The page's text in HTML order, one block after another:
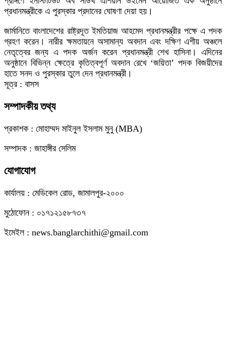
প্রধানমন্ত্রীকে এ পুরস্কার প্রদানের ঘোষণা দেয়া হয়।
জার্মানিতে বাংলাদেশের রাষ্ট্রদূত ইমতিয়াজ আহমেদ প্রধানমন্ত্রীর পক্ষে এ পদক
গ্রহণ করেন। নারীর ক্ষমতায়নে অসামান্য অবদান এবং দক্ষিণ এশীয় অঞ্চলে
নেতৃত্বের জন্য এ পদক অর্জন করেন প্রধানমন্ত্রী শেখ হাসিনা। এদিনের
অনুষ্ঠানে বিভিন্ন ক্ষেত্রে কৃতিত্বপূর্ণ অবদান রেখে ‘জয়িতা’ পদক বিজয়ীদের
হাতে সনদ ও পুরস্কার তুলে দেন প্রধানমন্ত্রী।
সূত্র : বাসস
সম্পাদকীয় তথ্য
প্রকাশক : মোহাম্মদ মাইনুল ইসলাম মুনু (MBA)
সম্পাদক : জাহাঙ্গীর সেলিম
যোগাযোগ
কার্যালয় : মেডিকেল রোড, জামালপুর-২০০০
মুঠোফোন : ০১৭১২১৫৮৭৩৭
ইমেইল : news.banglarchithi@gmail.com